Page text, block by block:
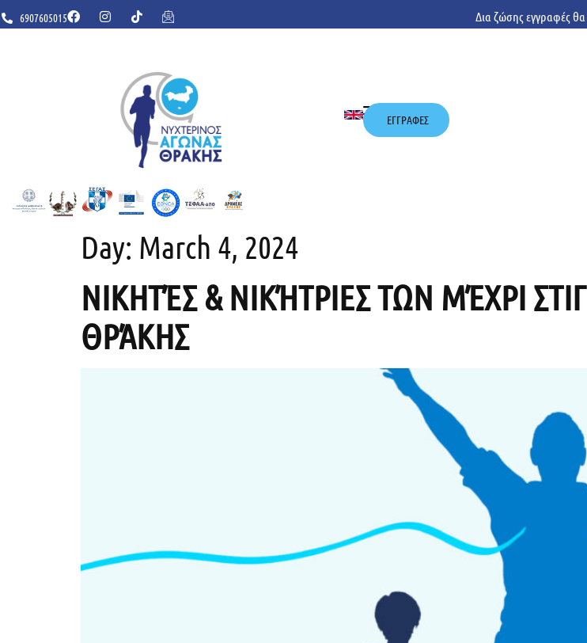
6907605015 Δια ζώσης εγγραφές
ΕΓΓΡΑΦΕΣ
Day: March 4, 2024
ΝΙΚΗΤΈΣ & ΝΙΚΉΤΡΙΕΣ ΤΩΝ ΜΈΧΡΙ
ΘΡΆΚΗΣ